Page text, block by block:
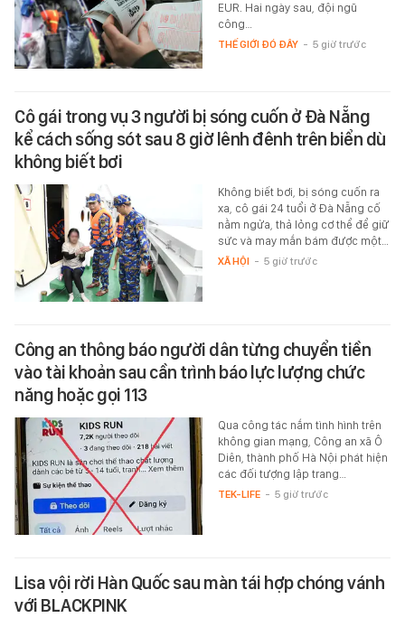
EUR. Hai ngày sau, đội ngũ
công…
THẾ GIỚI ĐÓ ĐÂY - 5 giờ trước
Cô gái trong vụ 3 người bị sóng cuốn ở Đà Nẵng
kể cách sống sót sau 8 giờ lênh đênh trên biển dù
không biết bơi
Không biết bơi, bị sóng cuốn ra
xa, cô gái 24 tuổi ở Đà Nẵng cố
nằm ngửa, thả lỏng cơ thể để giữ
sức và may mắn bám được một…
XÃ HỘI - 5 giờ trước
Công an thông báo người dân từng chuyển tiền
vào tài khoản sau cần trình báo lực lượng chức
năng hoặc gọi 113
Qua công tác nắm tình hình trên
không gian mạng, Công an xã Ô
Diên, thành phố Hà Nội phát hiện
các đối tượng lập trang…
TEK-LIFE - 5 giờ trước
Lisa vội rời Hàn Quốc sau màn tái hợp chóng vánh
với BLACKPINK